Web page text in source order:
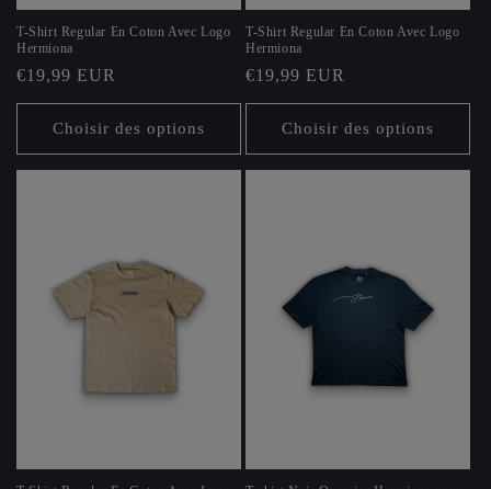
T-Shirt Regular En Coton Avec Logo
Hermiona
Prix
habituel
€19,99 EUR
Choisir des options
T-Shirt Regular En Coton Avec Logo
Hermiona
Prix
habituel
€19,99 EUR
Choisir des options